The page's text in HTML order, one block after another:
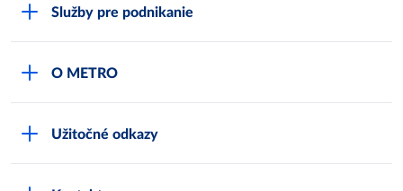
Služby pre podnikanie
Track & trace
O METRO
Užitočné odkazy